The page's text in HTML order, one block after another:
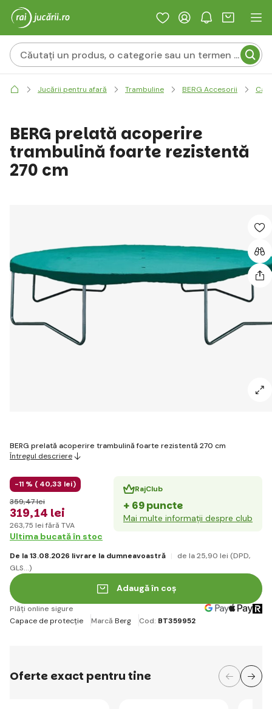
Jucării pentru afară Trambuline BERG Accesorii
BERG prelată acoperire
trambulină foarte rezistentă
270 cm
BERG prelată acoperire trambulină foarte rezistentă 270 cm
Întregul descriere
-11 % ( 40,33 lei)
319,14 lei
359,47 lei
263,75 lei fără TVA
RajClub
+ 69 puncte
Mai multe informații despre club
Ultima bucată în stoc
De la 13.08.2026 livrare la dumneavoastră de la 25,90 lei (DPD,
GLS...)
Adaugă în coș
Plăți online sigure
Capace de protecție
Marcă Berg Cod: BT359952
Oferte exact pentru tine